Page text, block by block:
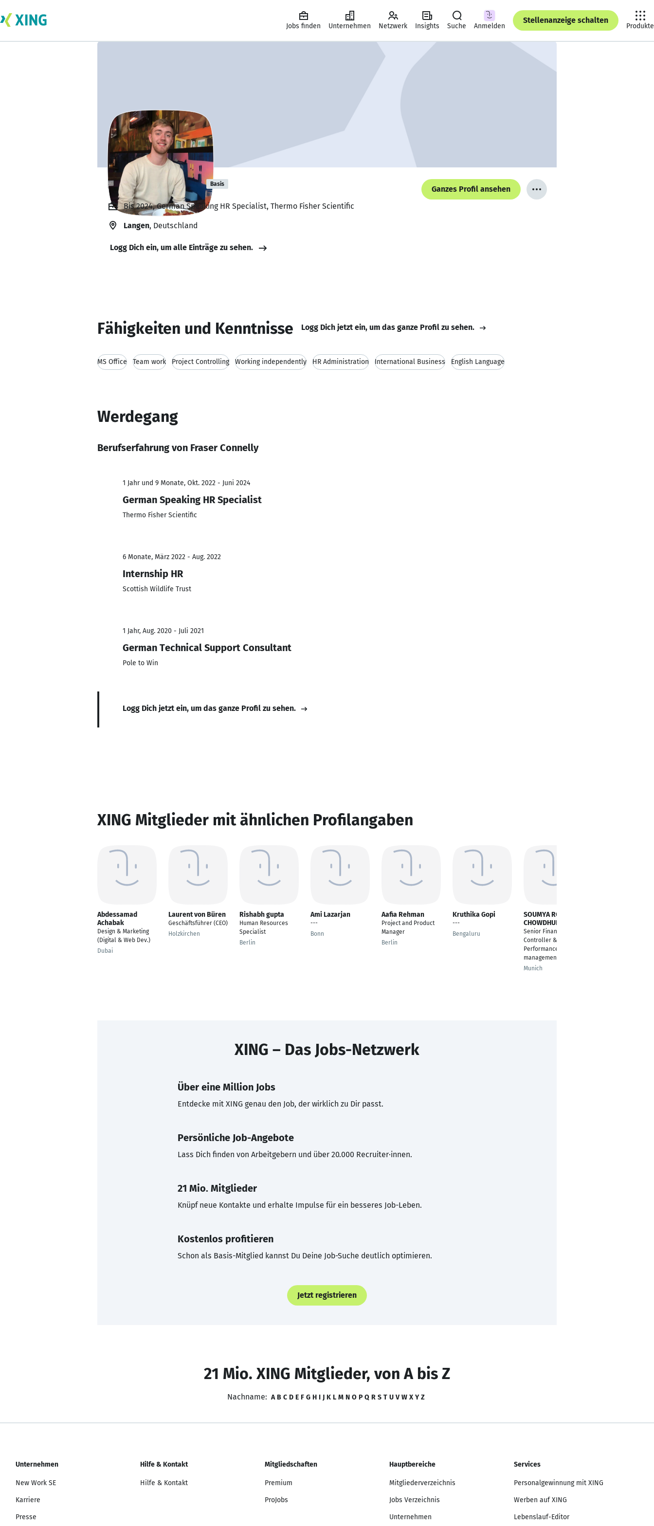
Jobs finden Unternehmen Netzwerk Insights Suche Anmelden
Stellenanzeige schalten
Produkte
Fraser Connelly Basis
Ganzes Profil ansehen
Bis 2024, German Speaking HR Specialist, Thermo Fisher Scientific
Langen, Deutschland
Logg Dich ein, um alle Einträge zu sehen.
Fähigkeiten und Kenntnisse Logg Dich jetzt ein, um das ganze Profil zu sehen.
MS Office Team work Project Controlling Working independently HR Administration International Business English Language
Werdegang
Berufserfahrung von Fraser Connelly
1 Jahr und 9 Monate, Okt. 2022 - Juni 2024
German Speaking HR Specialist
Thermo Fisher Scientific
6 Monate, März 2022 - Aug. 2022
Internship HR
Scottish Wildlife Trust
1 Jahr, Aug. 2020 - Juli 2021
German Technical Support Consultant
Pole to Win
Logg Dich jetzt ein, um das ganze Profil zu sehen.
XING Mitglieder mit ähnlichen Profilangaben
Abdessamad
Achabak
Design & Marketing
(Digital & Web Dev.)
Dubai
Laurent von Büren
Geschäftsführer (CEO)
Holzkirchen
Rishabh gupta
Human Resources
Specialist
Berlin
Ami Lazarjan
---
Bonn
Aafia Rehman
Project and Product
Manager
Berlin
Kruthika Gopi
---
Bengaluru
SOUMYA ROY
CHOWDHURY
Senior Financial
Controller &
Performance
management lead
Munich
XING – Das Jobs-Netzwerk
Über eine Million Jobs
Entdecke mit XING genau den Job, der wirklich zu Dir passt.
Persönliche Job-Angebote
Lass Dich finden von Arbeitgebern und über 20.000 Recruiter·innen.
21 Mio. Mitglieder
Knüpf neue Kontakte und erhalte Impulse für ein besseres Job-Leben.
Kostenlos profitieren
Schon als Basis-Mitglied kannst Du Deine Job-Suche deutlich optimieren.
Jetzt registrieren
21 Mio. XING Mitglieder, von A bis Z
Nachname: A B C D E F G H I J K L M N O P Q R S T U V W X Y Z
Unternehmen
New Work SE
Karriere
Presse
Hilfe & Kontakt
Hilfe & Kontakt
Mitgliedschaften
Premium
ProJobs
Hauptbereiche
Mitgliederverzeichnis
Jobs Verzeichnis
Unternehmen
Services
Personalgewinnung mit XING
Werben auf XING
Lebenslauf-Editor